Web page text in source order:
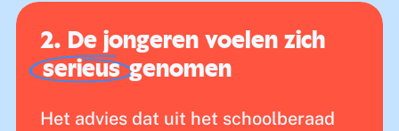
2. De jongeren voelen zich
serieusgenomen
Het advies dat uit het schoolberaad